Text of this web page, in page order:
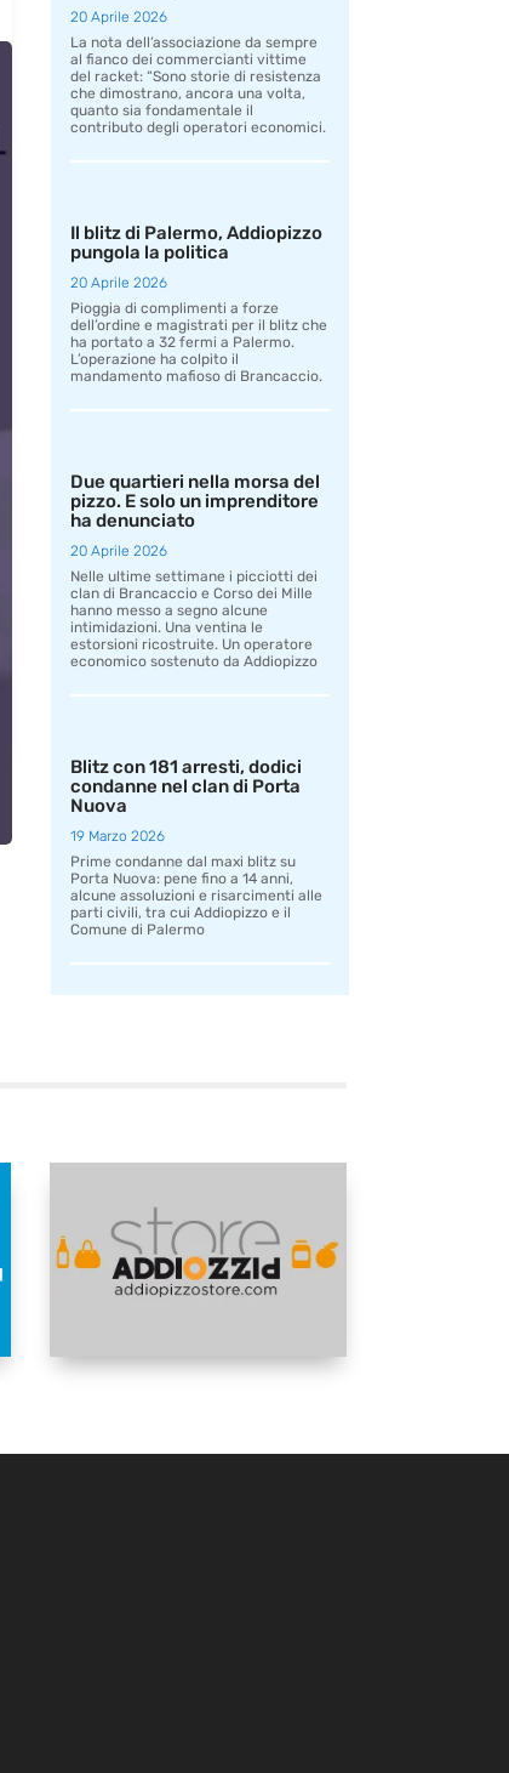
20 Aprile 2026
La nota dell’associazione da sempre
al fianco dei commercianti vittime
del racket: “Sono storie di resistenza
che dimostrano, ancora una volta,
quanto sia fondamentale il
contributo degli operatori economici.
Il blitz di Palermo, Addiopizzo
pungola la politica
20 Aprile 2026
Pioggia di complimenti a forze
dell’ordine e magistrati per il blitz che
ha portato a 32 fermi a Palermo.
L’operazione ha colpito il
mandamento mafioso di Brancaccio.
Due quartieri nella morsa del
pizzo. E solo un imprenditore
ha denunciato
20 Aprile 2026
Nelle ultime settimane i picciotti dei
clan di Brancaccio e Corso dei Mille
hanno messo a segno alcune
intimidazioni. Una ventina le
estorsioni ricostruite. Un operatore
economico sostenuto da Addiopizzo
Blitz con 181 arresti, dodici
condanne nel clan di Porta
Nuova
19 Marzo 2026
Prime condanne dal maxi blitz su
Porta Nuova: pene fino a 14 anni,
alcune assoluzioni e risarcimenti alle
parti civili, tra cui Addiopizzo e il
Comune di Palermo